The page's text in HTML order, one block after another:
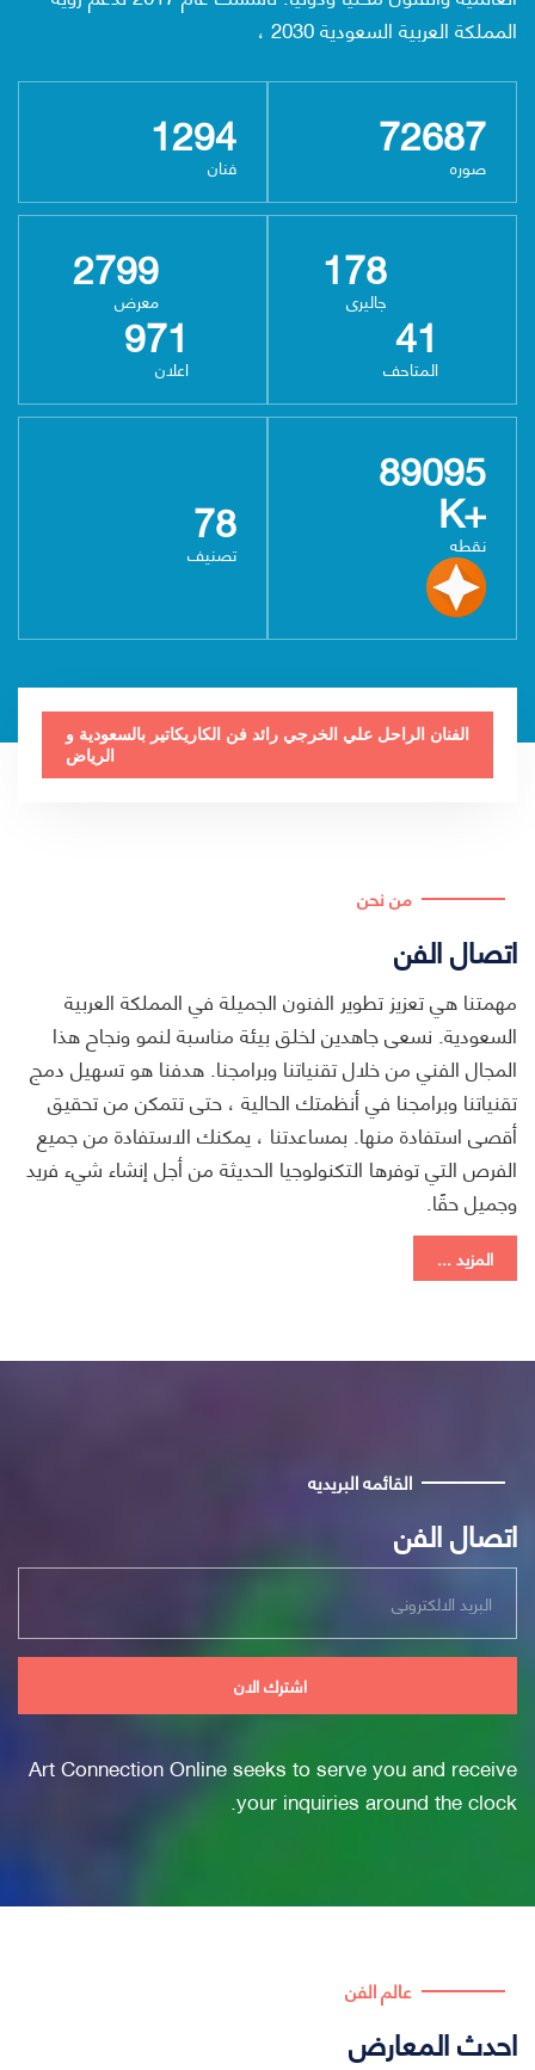
المملكة العربية السعودية 2030 ،
1294
فنان 72687
صوره
2799
معرض
971
اعلان
178
جاليرى 41
المتاحف
78
تصنيف
89095
K+
نقطه
الفنان الراحل علي الخرجي رائد فن الكاريكاتير بالسعودية و
الرياض
من نحن
اتصال الفن
مهمتنا هي تعزيز تطوير الفنون الجميلة في المملكة العربية
السعودية. نسعى جاهدين لخلق بيئة مناسبة لنمو ونجاح هذا
المجال الفني من خلال تقنياتنا وبرامجنا. هدفنا هو تسهيل دمج
تقنياتنا وبرامجنا في أنظمتك الحالية ، حتى تتمكن من تحقيق
أقصى استفادة منها. بمساعدتنا ، يمكنك الاستفادة من جميع
الفرص التي توفرها التكنولوجيا الحديثة من أجل إنشاء شيء فريد
وجميل حقًا.
المزيد ...
القائمه البريديه
اتصال الفن
Art Connection Online seeks to serve you and receive
your inquiries around the clock.
عالم الفن
احدث المعارض